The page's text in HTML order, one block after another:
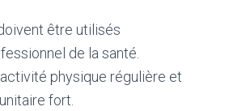
être utilisés
de la santé.
physique régulière et
fort.